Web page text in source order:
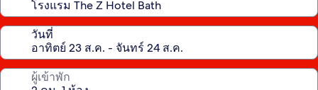
วันที่
ผู้เข้าพัก